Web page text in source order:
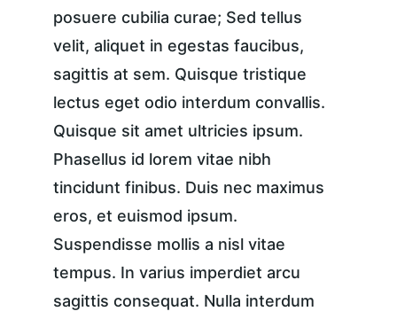
posuere cubilia curae; Sed tellus
velit, aliquet in egestas faucibus,
sagittis at sem. Quisque tristique
lectus eget odio interdum convallis.
Quisque sit amet ultricies ipsum.
Phasellus id lorem vitae nibh
tincidunt finibus. Duis nec maximus
eros, et euismod ipsum.
Suspendisse mollis a nisl vitae
tempus. In varius imperdiet arcu
sagittis consequat. Nulla interdum